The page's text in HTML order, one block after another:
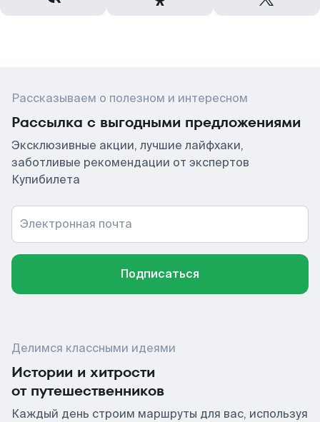
Рассказываем о полезном и интересном
Рассылка с выгодными предложениями
Эксклюзивные акции, лучшие лайфхаки,
заботливые рекомендации от экспертов
Купибилета
Электронная почта
Подписаться
Делимся классными идеями
Истории и хитрости
от путешественников
Каждый день строим маршруты для вас, используя